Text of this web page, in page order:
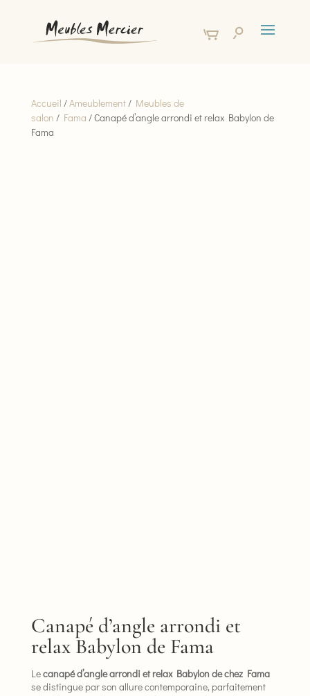
Accueil /Ameublement/ Meubles de
salon / Fama / Canapé d’angle arrondi et relax Babylon de
Fama
Canapé d’angle arrondi et
relax Babylon de Fama
Lecanapé d’angle arrondi et relax Babylon de chez Fama
se distingue par son allure contemporaine, parfaitement